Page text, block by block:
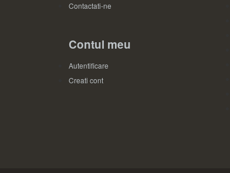
Contactati-ne
Contul meu
Autentificare
Creati cont